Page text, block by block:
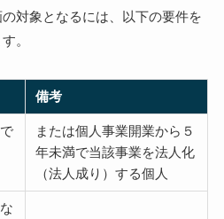
対象となるには、以下の要件を
。
備考
または個人事業開業から５
年未満で当該事業を法人化
（法人成り）する個人